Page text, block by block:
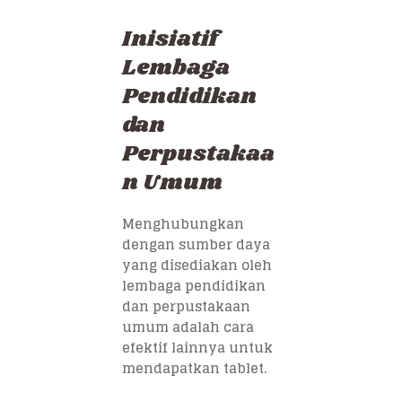
Inisiatif
Lembaga
Pendidikan
dan
Perpustakaa
n Umum
Menghubungkan
dengan sumber daya
yang disediakan oleh
lembaga pendidikan
dan perpustakaan
umum adalah cara
efektif lainnya untuk
mendapatkan tablet.